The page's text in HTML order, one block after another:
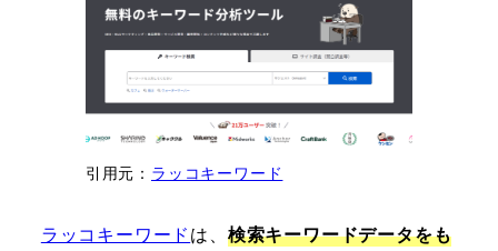
引用元： ラッコキーワード
ラッコキーワードは、 検索キーワードデータをも